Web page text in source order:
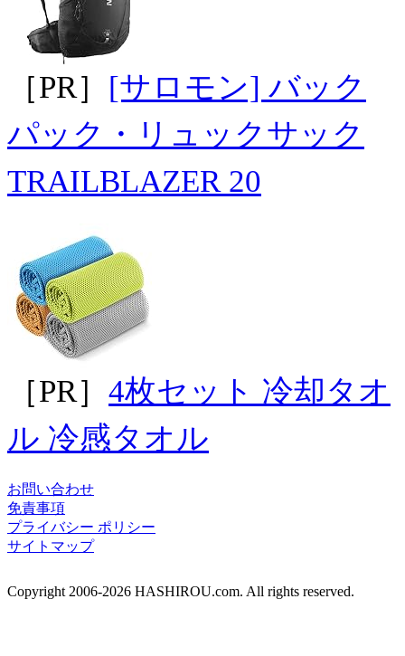
［PR］ [サロモン] バック
パック・リュックサック
TRAILBLAZER 20
［PR］ 4枚セット 冷却タオ
ル 冷感タオル
お問い合わせ
免責事項
プライバシー ポリシー
サイトマップ
Copyright 2006-2026 HASHIROU.com. All rights reserved.